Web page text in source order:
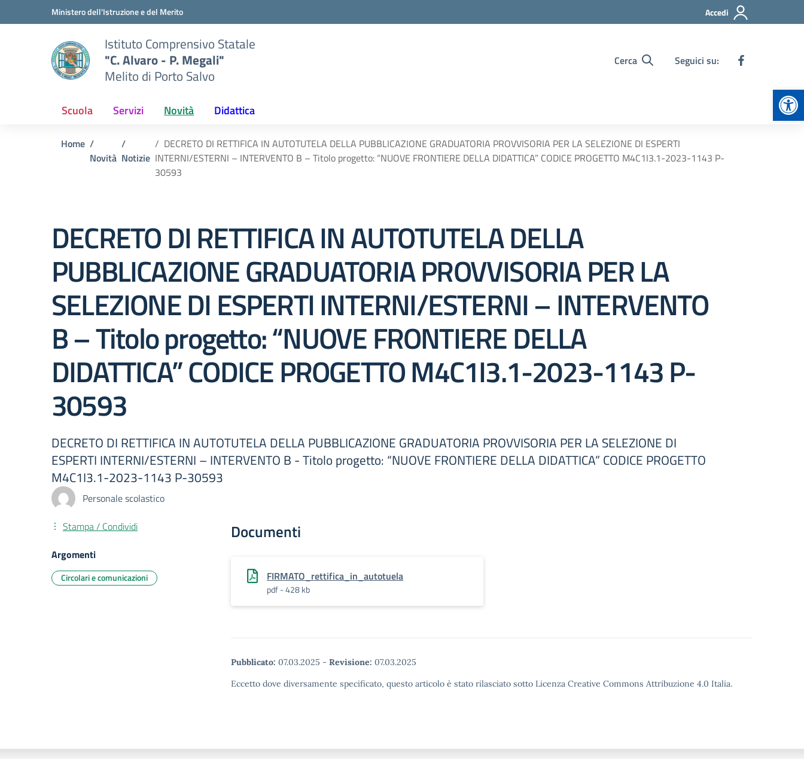
Vai ai contenuti
Vai al menu di navigazioneMinistero dell'Istruzione e del Merito Accedi
Istituto Comprensivo Statale
"C. Alvaro - P. Megali"
Melito di Porto Salvo
Cerca Seguici su:
Scuola Servizi Novità Didattica
Home
Novità Notizie
DECRETO DI RETTIFICA IN AUTOTUTELA DELLA PUBBLICAZIONE GRADUATORIA PROVVISORIA PER LA SELEZIONE DI ESPERTI
INTERNI/ESTERNI – INTERVENTO B – Titolo progetto: “NUOVE FRONTIERE DELLA DIDATTICA” CODICE PROGETTO M4C1I3.1-2023-1143 P-
30593
DECRETO DI RETTIFICA IN AUTOTUTELA DELLA
PUBBLICAZIONE GRADUATORIA PROVVISORIA PER LA
SELEZIONE DI ESPERTI INTERNI/ESTERNI – INTERVENTO
B – Titolo progetto: “NUOVE FRONTIERE DELLA
DIDATTICA” CODICE PROGETTO M4C1I3.1-2023-1143 P-
30593
DECRETO DI RETTIFICA IN AUTOTUTELA DELLA PUBBLICAZIONE GRADUATORIA PROVVISORIA PER LA SELEZIONE DI
ESPERTI INTERNI/ESTERNI – INTERVENTO B - Titolo progetto: “NUOVE FRONTIERE DELLA DIDATTICA” CODICE PROGETTO
M4C1I3.1-2023-1143 P-30593
Personale scolastico
Documenti
FIRMATO_rettifica_in_autotuela
pdf - 428 kb
Pubblicato: 07.03.2025 - Revisione: 07.03.2025
Eccetto dove diversamente specificato, questo articolo è stato rilasciato sotto Licenza Creative Commons Attribuzione 4.0 Italia.
Stampa / Condividi
Argomenti
Circolari e comunicazioni